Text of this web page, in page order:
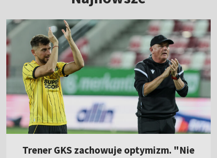
Trener GKS zachowuje optymizm. "Nie